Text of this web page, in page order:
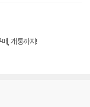
, 개통까지!